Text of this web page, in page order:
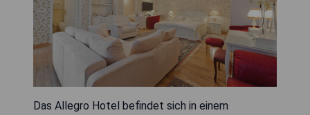
Das Allegro Hotel befindet sich in einem